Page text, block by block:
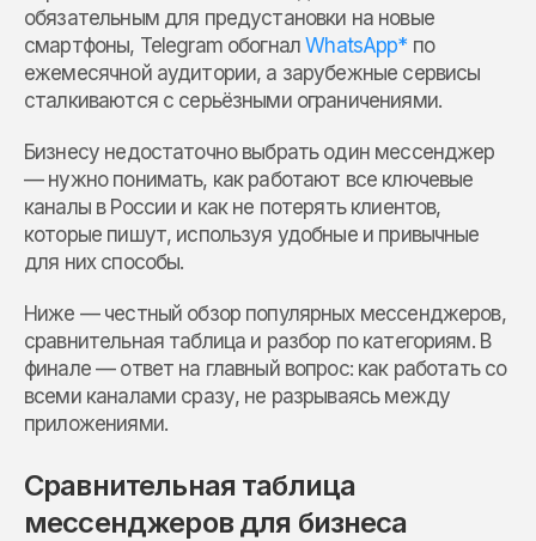
обязательным для предустановки на новые
смартфоны, Telegram обогналWhatsApp* по
ежемесячной аудитории, а зарубежные сервисы
сталкиваются с серьёзными ограничениями.
Бизнесу недостаточно выбрать один мессенджер
— нужно понимать, как работают все ключевые
каналы в России и как не потерять клиентов,
которые пишут, используя удобные и привычные
для них способы.
Ниже — честный обзор популярных мессенджеров,
сравнительная таблица и разбор по категориям. В
финале — ответ на главный вопрос: как работать со
всеми каналами сразу, не разрываясь между
приложениями.
Сравнительная таблица
мессенджеров для бизнеса